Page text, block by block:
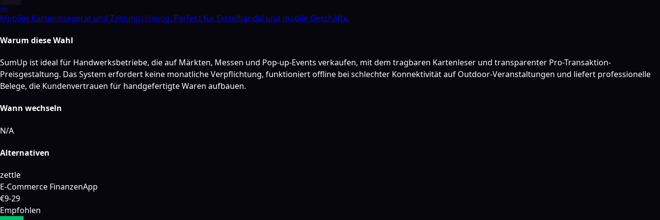
—
Mobiles Kartenlesegerät und Zahlungslösung. Perfekt für Einzelhandel und mobile Geschäfte.
Warum diese Wahl
SumUp ist ideal für Handwerksbetriebe, die auf Märkten, Messen und Pop-up-Events verkaufen, mit dem tragbaren Kartenleser und transparenter Pro-Transaktion-
Preisgestaltung. Das System erfordert keine monatliche Verpflichtung, funktioniert offline bei schlechter Konnektivität auf Outdoor-Veranstaltungen und liefert professionelle
Belege, die Kundenvertrauen für handgefertigte Waren aufbauen.
Wann wechseln
N/A
Alternativen
zettle
E-Commerce FinanzenApp
€9-29
Empfohlen